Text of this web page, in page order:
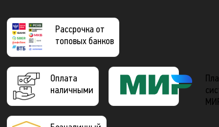
Рассрочка от
топовых банков
Оплата
наличными